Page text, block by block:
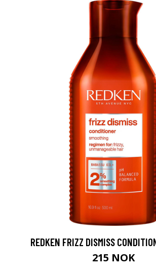
REDKEN FRIZZ DISMISS
215 NOK